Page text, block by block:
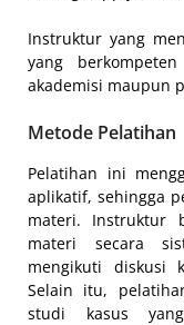
Instruktur yang
yang
akademisi maupun
Metode Pelatihan
Pelatihan ini
aplikatif, sehingga
materi. Instruktur
materi secara
mengikuti diskusi
Selain itu,
studi kasus